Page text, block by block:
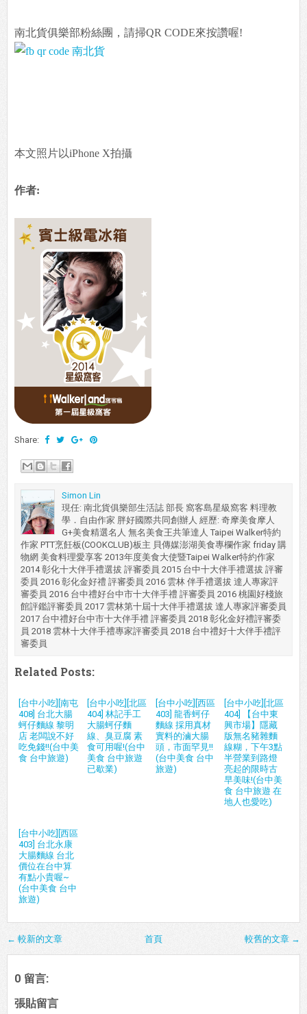
南北貨俱樂部粉絲團，請掃QR CODE來按讚喔!
本文照片以iPhone X拍攝
作者:
Share:
Simon Lin
現任: 南北貨俱樂部生活誌 部長 窩客島星級窩客 料理教
學．自由作家 胖好國際共同創辦人 經歷: 奇摩美食摩人
G+美食精選名人 無名美食王共筆達人 Taipei Walker特約
作家 PTT烹飪板(COOKCLUB)板主 貝傳媒澎湖美食專欄作家 friday 購
物網 美食料理愛享客 2013年度美食大使暨Taipei Walker特約作家
2014 彰化十大伴手禮選拔 評審委員 2015 台中十大伴手禮選拔 評審
委員 2016 彰化金好禮 評審委員 2016 雲林 伴手禮選拔 達人專家評
審委員 2016 台中禮好台中市十大伴手禮 評審委員 2016 桃園好棧旅
館評鑑評審委員 2017 雲林第十屆十大伴手禮選拔 達人專家評審委員
2017 台中禮好台中市十大伴手禮 評審委員 2018 彰化金好禮評審委
員 2018 雲林十大伴手禮專家評審委員 2018 台中禮好十大伴手禮評
審委員
Related Posts:
[台中小吃][南屯
408] 台北大腸
蚵仔麵線 黎明
店 老闆說不好
吃免錢!!(台中美
食 台中旅遊)
[台中小吃][北區
404] 林記手工
大腸蚵仔麵
線、臭豆腐 素
食可用喔!(台中
美食 台中旅遊
已歇業)
[台中小吃][西區
403] 龍香蚵仔
麵線 採用真材
實料的滷大腸
頭，市面罕見!!
(台中美食 台中
旅遊)
[台中小吃][北區
404] 【台中東
興市場】隱藏
版無名豬雜麵
線糊，下午3點
半營業到路燈
亮起的限時古
早美味!(台中美
食 台中旅遊 在
地人也愛吃)
[台中小吃][西區
403] 台北永康
大腸麵線 台北
價位在台中算
有點小貴喔~
(台中美食 台中
旅遊)
← 較新的文章 較舊的文章 →
首頁
0 留言:
張貼留言